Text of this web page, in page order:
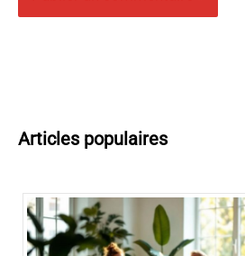
Articles populaires